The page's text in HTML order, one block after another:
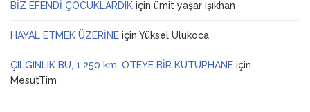
BİZ EFENDİ ÇOCUKLARDIK için ümit yaşar ışıkhan
HAYAL ETMEK ÜZERİNE için Yüksel Ulukoca
ÇILGINLIK BU, 1.250 km. ÖTEYE BİR KÜTÜPHANE için
MesutTim